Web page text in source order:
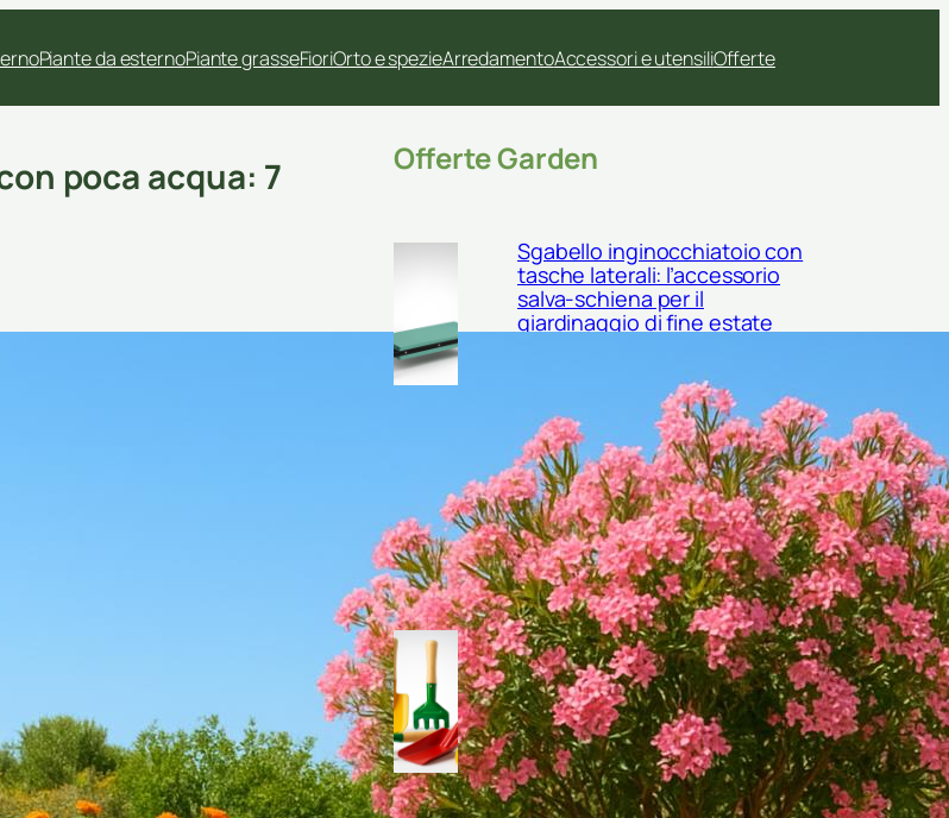
Piante da esternoPiante grasseFioriOrto e spezieArredamentoAccessori e utensiliOfferte
poca acqua: 7
Offerte Garden
Sgabello inginocchiatoio con
tasche laterali: l’accessorio
salva-schiena per il
giardinaggio di fine estate
Contenitori ermetici per semi e bulbi:
come conservare il materiale di
semina a fine estate
Kit di palette e cucchiai da
semina: come scegliere gli
accessori giusti per semi
piccoli e trapianti delicati